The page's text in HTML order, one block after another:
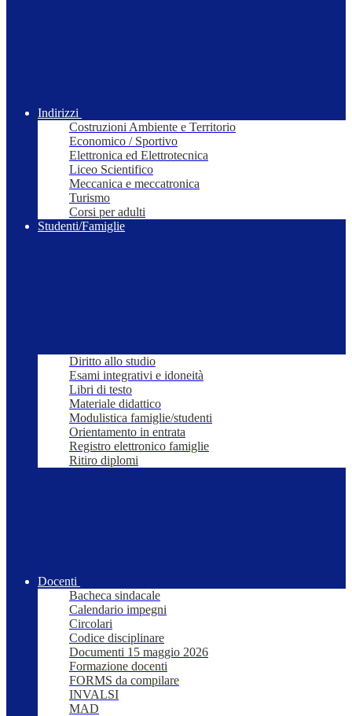
Indirizzi
Costruzioni Ambiente e Territorio
Economico / Sportivo
Elettronica ed Elettrotecnica
Liceo Scientifico
Meccanica e meccatronica
Turismo
Corsi per adulti
Studenti/Famiglie
Diritto allo studio
Esami integrativi e idoneità
Libri di testo
Materiale didattico
Modulistica famiglie/studenti
Orientamento in entrata
Registro elettronico famiglie
Ritiro diplomi
Docenti
Bacheca sindacale
Calendario impegni
Circolari
Codice disciplinare
Documenti 15 maggio 2026
Formazione docenti
FORMS da compilare
INVALSI
MAD